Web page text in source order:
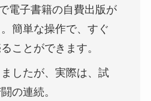
電子書籍の自費出版が
簡単な操作で、すぐ
ことができます。
したが、実際は、試
の連続。